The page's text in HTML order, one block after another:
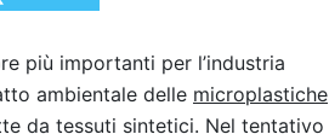
più importanti per l’industria
ambientale delle microplastiche
da tessuti sintetici. Nel tentativo